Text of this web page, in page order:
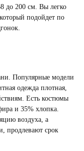
до 200 см. Вы легко
подойдет по
Популярные модели
одежда плотная,
Есть костюмы
и 35% хлопка.
воздуха, а
продлевают срок